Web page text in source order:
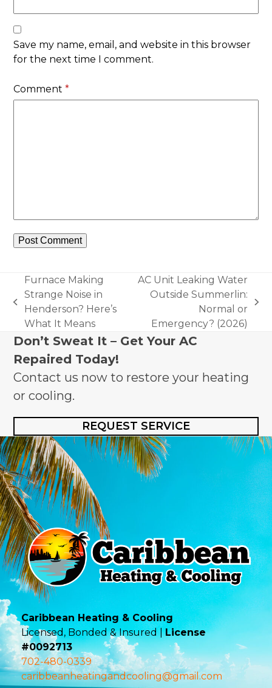
Save my name, email, and website in this browser
for the next time I comment.
Comment*
previous
post:
Furnace Making
Strange Noise in
Henderson? Here’s
What It Means
post:
AC Unit Leaking Water
Outside Summerlin:
Normal or
Emergency? (2026)
Don’t Sweat It – Get Your AC
Repaired Today!
Contact us now to restore your heating
or cooling.
REQUEST SERVICE
Caribbean Heating & Cooling
Licensed, Bonded & Insured |License
#0092713
702-480-0339
caribbeanheatingandcooling@gmail.com